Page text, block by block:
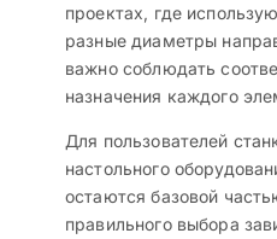
проектах, где
разные диаметры
важно соблюдать
назначения каждого
Для пользователей
настольного
остаются базовой
правильного выбора